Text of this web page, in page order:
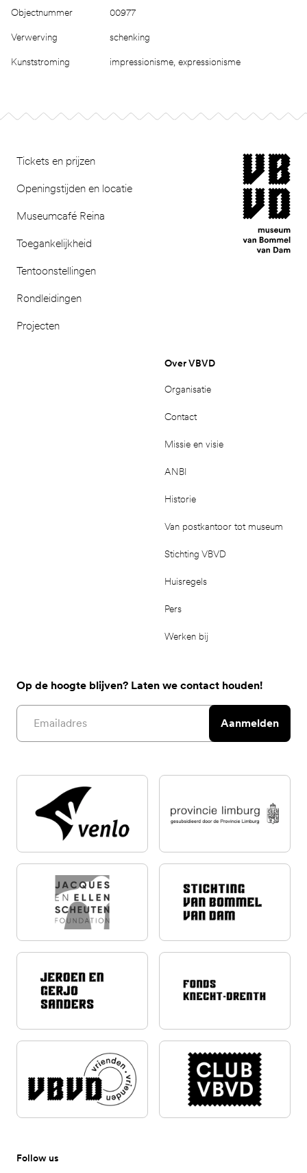
Objectnummer 00977
Verwerving schenking
Kunststroming impressionisme, expressionisme
Tickets en prijzen
Openingstijden en locatie
Museumcafé Reina
Toegankelijkheid
Tentoonstellingen
Rondleidingen
Projecten
museum van
Over VBVD
Organisatie
Contact
Missie en visie
ANBI
Historie
Van postkantoor tot museum
Stichting VBVD
Huisregels
Pers
Werken bij
Op de hoogte blijven? Laten we contact houden!
Email address
Aanmelden
Follow us